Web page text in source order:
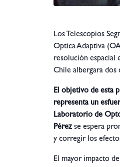
Los Telescopios
Optica Adaptiva
resolución espacial
Chile albergara dos
El objetivo de esta
representa un
Laboratorio de
Pérezse espera
y corregir los
El mayor impacto